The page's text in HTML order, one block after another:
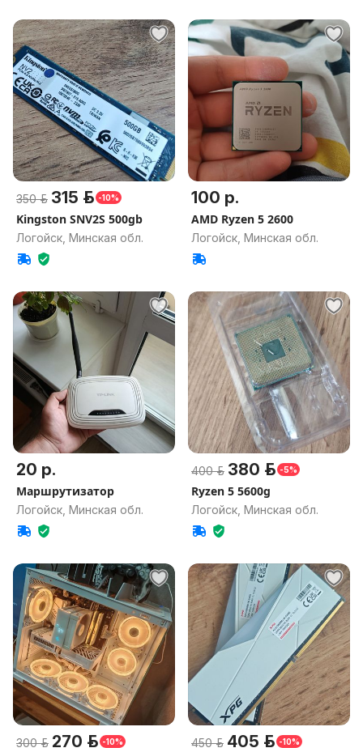
350 р. 315 р. -10%
Kingston SNV2S 500gb
Логойск, Минская обл.
100 р.
AMD Ryzen 5 2600
Логойск, Минская обл.
20 р.
Маршрутизатор
Логойск, Минская обл.
400 р. 380 р. -5%
Ryzen 5 5600g
Логойск, Минская обл.
300 р. 270 р. -10% 450 р. 405 р. -10%